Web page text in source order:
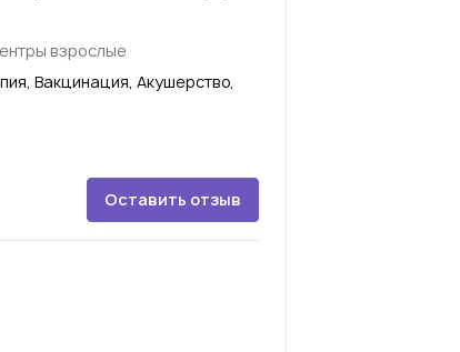
взрослые
Вакцинация, Акушерство,
Оставить отзыв